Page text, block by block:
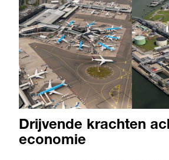
hoe het ooit begon, wat he…
Drijvende krachten achter onze
economie